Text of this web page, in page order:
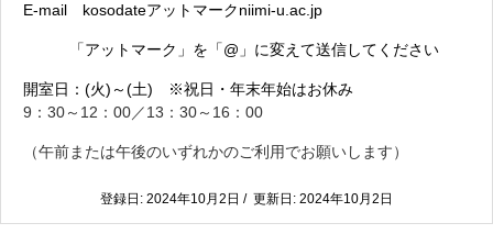
E-mail kosodateアットマークniimi-u.ac.jp
「アットマーク」を「@」に変えて送信してください
開室日：(火)～(土) ※祝日・年末年始はお休み
9：30～12：00／13：30～16：00
（午前または午後のいずれかのご利用でお願いします）
登録日: 2024年10月2日 / 更新日: 2024年10月2日